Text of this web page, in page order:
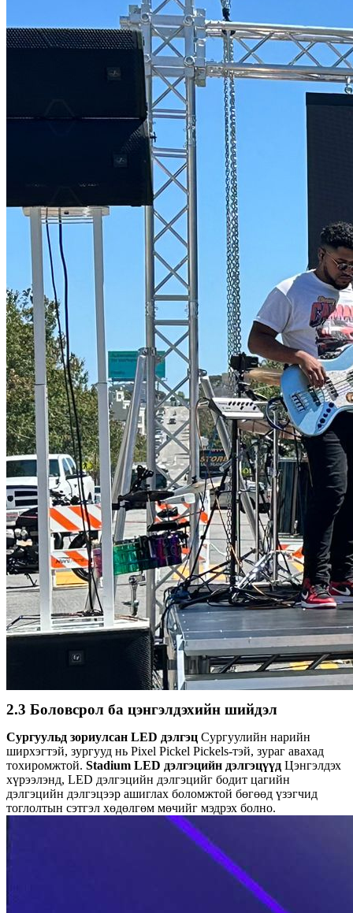
2.3 Боловсрол ба цэнгэлдэхийн шийдэл
Сургуульд зориулсан LED дэлгэц Сургуулийн нарийн
ширхэгтэй, зургууд нь Pixel Pickel Pickels-тэй, зураг авахад
тохиромжтой. Stadium LED дэлгэцийн дэлгэцүүд Цэнгэлдэх
хүрээлэнд, LED дэлгэцийн дэлгэцийг бодит цагийн
дэлгэцийн дэлгэцээр ашиглах боломжтой бөгөөд үзэгчид
тоглолтын сэтгэл хөдөлгөм мөчийг мэдрэх болно.